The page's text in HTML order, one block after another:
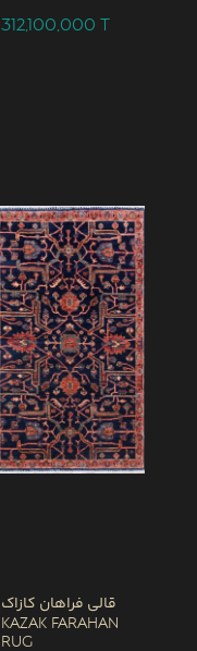
312,100,000T
قالی فراهان کازاک
Kazak Farahan
Rug